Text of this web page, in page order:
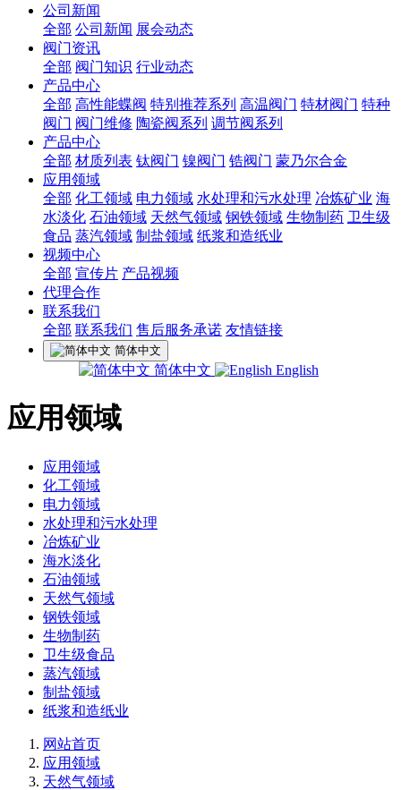
公司新闻
全部 公司新闻 展会动态
阀门资讯
全部 阀门知识 行业动态
产品中心
全部 高性能蝶阀 特别推荐系列 高温阀门 特材阀门 特种
阀门 阀门维修 陶瓷阀系列 调节阀系列
产品中心
全部 材质列表 钛阀门 镍阀门 锆阀门 蒙乃尔合金
应用领域
全部 化工领域 电力领域 水处理和污水处理 冶炼矿业 海
水淡化 石油领域 天然气领域 钢铁领域 生物制药 卫生级
食品 蒸汽领域 制盐领域 纸浆和造纸业
视频中心
全部 宣传片 产品视频
代理合作
联系我们
全部 联系我们 售后服务承诺 友情链接
简体中文
简体中文 English
应用领域
应用领域
化工领域
电力领域
水处理和污水处理
冶炼矿业
海水淡化
石油领域
天然气领域
钢铁领域
生物制药
卫生级食品
蒸汽领域
制盐领域
纸浆和造纸业
网站首页
应用领域
天然气领域